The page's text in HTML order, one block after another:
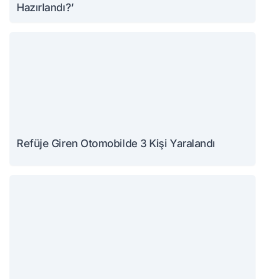
Hazırlandı?’
Refüje Giren Otomobilde 3 Kişi Yaralandı